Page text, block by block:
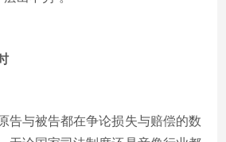
与被告都在争论损失与赔偿的数